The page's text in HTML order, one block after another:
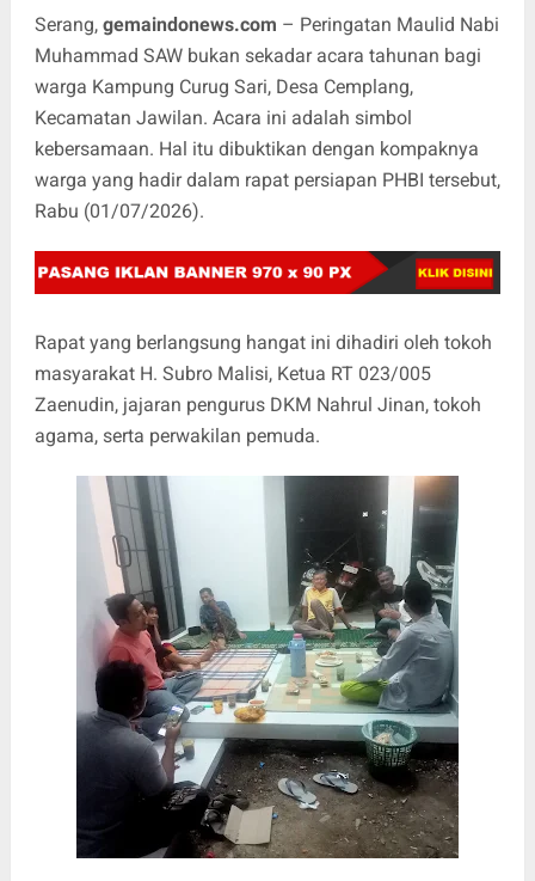
Serang, gemaindonews.com – Peringatan Maulid Nabi
Muhammad SAW bukan sekadar acara tahunan bagi
warga Kampung Curug Sari, Desa Cemplang,
Kecamatan Jawilan. Acara ini adalah simbol
kebersamaan. Hal itu dibuktikan dengan kompaknya
warga yang hadir dalam rapat persiapan PHBI tersebut,
Rabu (01/07/2026).
Rapat yang berlangsung hangat ini dihadiri oleh tokoh
masyarakat H. Subro Malisi, Ketua RT 023/005
Zaenudin, jajaran pengurus DKM Nahrul Jinan, tokoh
agama, serta perwakilan pemuda.